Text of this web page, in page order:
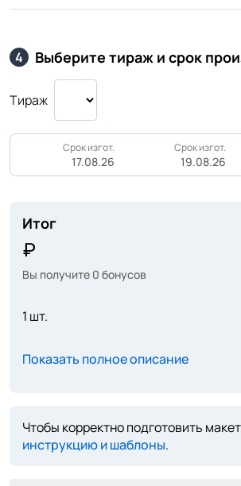
4 Выберите тираж и срок
Тираж
Срок изгот.
17.08.26
Срок изгот.
19.08.26
Итог
Вы получите 0 бонусов
1 шт.
Показать полное описание
Чтобы корректно подготовить
инструкцию и шаблоны.